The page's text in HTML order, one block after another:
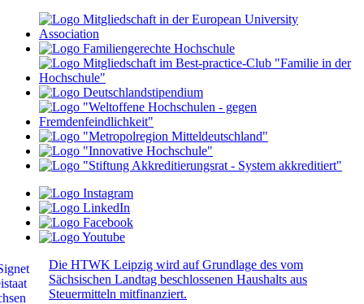
Die HTWK Leipzig wird auf Grundlage des vom
Sächsischen Landtag beschlossenen Haushalts aus
Steuermitteln mitfinanziert.